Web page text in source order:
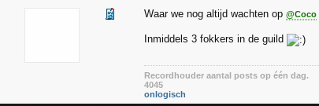
Waar we nog altijd wachten op @Coco
Inmiddels 3 fokkers in de guild
Recordhouder aantal posts op één dag.
4045
onlogisch